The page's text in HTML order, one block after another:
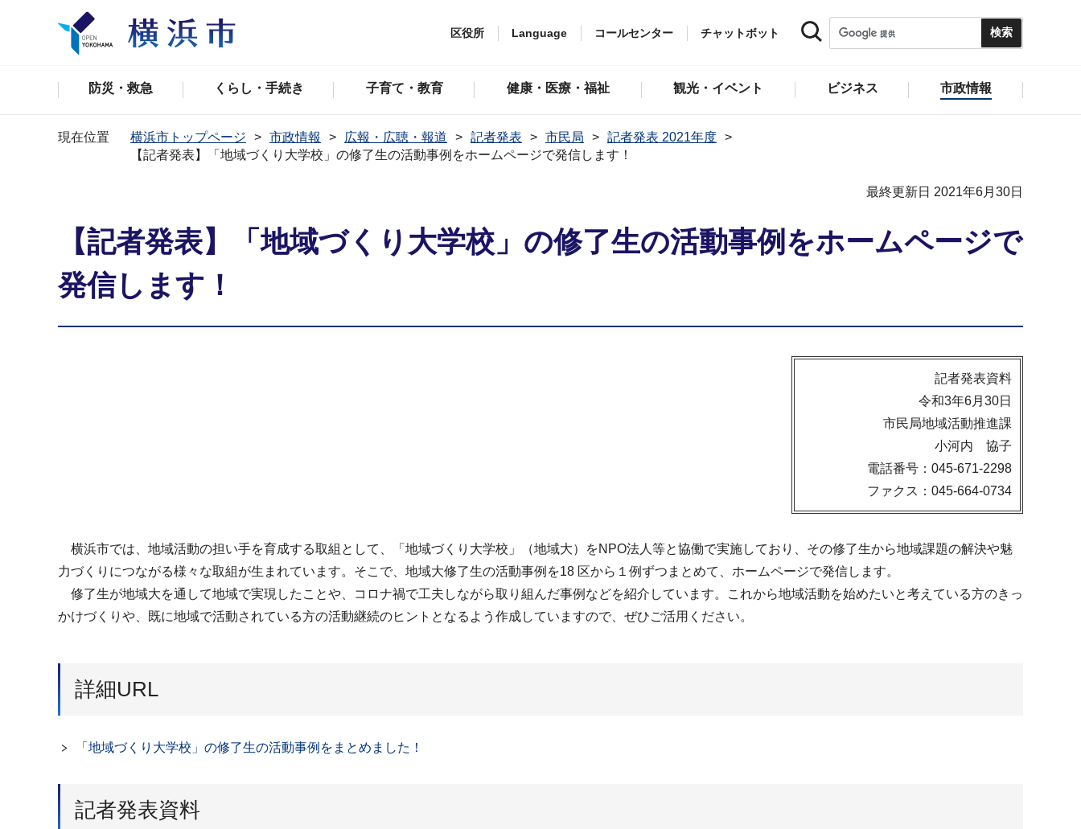
区役所 Language コールセンター チャットボット
防災・救急 くらし・手続き 子育て・教育 健康・医療・福祉 観光・イベント ビジネス 市政情報
現在位置 横浜市トップページ 市政情報 広報・広聴・報道 記者発表 市民局
記者発表 2021年度
【記者発表】「地域づくり大学校」の修了生の活動事例をホームページで発信します！
最終更新日 2021年6月30日
【記者発表】「地域づくり大学校」の修了生の活動事例をホームページで
発信します！
記者発表資料
令和3年6月30日
市民局地域活動推進課
小河内 協子
電話番号：045-671-2298
ファクス：045-664-0734
横浜市では、地域活動の担い手を育成する取組として、「地域づくり大学校」（地域大）をNPO法人等と協働で実施しており、その修了生から地域課題の解決や魅
力づくりにつながる様々な取組が生まれています。そこで、地域大修了生の活動事例を18 区から１例ずつまとめて、ホームページで発信します。
修了生が地域大を通して地域で実現したことや、コロナ禍で工夫しながら取り組んだ事例などを紹介しています。これから地域活動を始めたいと考えている方のきっ
かけづくりや、既に地域で活動されている方の活動継続のヒントとなるよう作成していますので、ぜひご活用ください。
詳細URL
「地域づくり大学校」の修了生の活動事例をまとめました！
記者発表資料